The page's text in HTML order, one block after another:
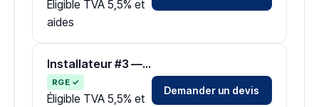
Éligible TVA 5,5% et
aides
Installateur #3 — Zone Bas-Rhin
RGE ✓
Éligible TVA 5,5% et
Demander un devis